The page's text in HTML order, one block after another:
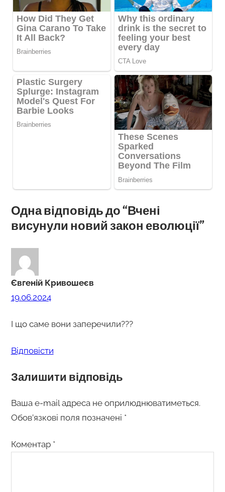
Одна відповідь до “Вчені
висунули новий закон еволюції”
Євгеній Кривошеєв
19.06.2024
І що саме вони заперечили???
Відповіcти
Залишити відповідь
Ваша e-mail адреса не оприлюднюватиметься.
Обов’язкові поля позначені *
Коментар *